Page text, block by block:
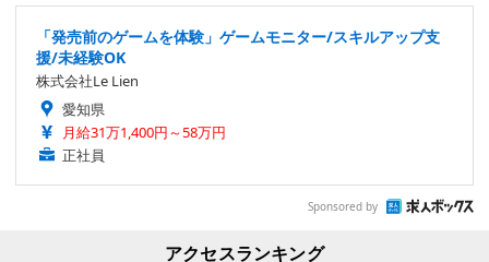
「発売前のゲームを体験」ゲームモニター/スキルアップ支
援/未経験OK
株式会社Le Lien
愛知県
月給31万1,400円～58万円
正社員
Sponsored by
アクセスランキング